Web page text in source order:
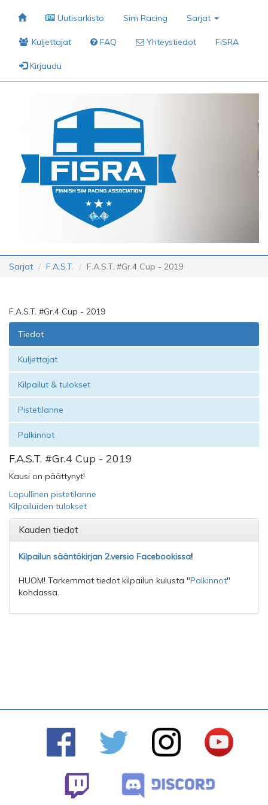
Uutisarkisto Sim Racing Sarjat
Kuljettajat FAQ Yhteystiedot FiSRA
Kirjaudu
Sarjat F.A.S.T. F.A.S.T. #Gr.4 Cup - 2019
F.A.S.T. #Gr.4 Cup - 2019
Tiedot
Kuljettajat
Kilpailut & tulokset
Pistetilanne
Palkinnot
F.A.S.T. #Gr.4 Cup - 2019
Kausi on päättynyt!
Lopullinen pistetilanne
Kilpailuiden tulokset
Kauden tiedot
Kilpailun sääntökirjan 2.versio Facebookissa!
HUOM! Tarkemmat tiedot kilpailun kulusta "Palkinnot"
kohdassa.